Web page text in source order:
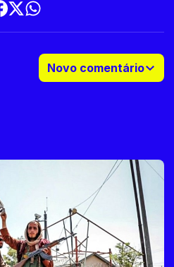
Novo comentário